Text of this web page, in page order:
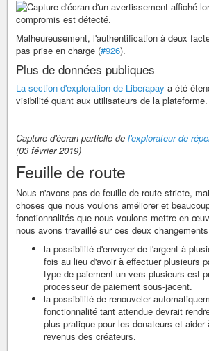
Malheureusement, l'authentification à deux
pas prise en charge (#926).
Plus de données publiques
La section d'exploration de Liberapay a été
visibilité quant aux utilisateurs de la plateforme.
Capture d'écran partielle de l'explorateur de
(03 février 2019)
Feuille de route
Nous n'avons pas de feuille de route stricte,
choses que nous voulons améliorer et
fonctionnalités que nous voulons mettre en
nous avons travaillé sur ces deux
la possibilité d'envoyer de l'argent à
fois au lieu d'avoir à effectuer plusieurs
type de paiement un-vers-plusieurs est
processeur de paiement sous-jacent.
la possibilité de renouveler
fonctionnalité tant attendue devrait
plus pratique pour les donateurs et aider
revenus des créateurs.